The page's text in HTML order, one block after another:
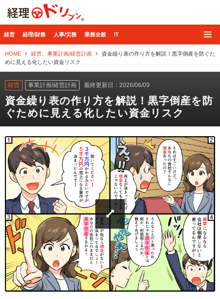
経営 経理/財務 人事/労務 業務全般 IT
HOME 経営 事業計画/経営計画
資金繰り表の作り方を解説！黒字倒産を防ぐた
めに見える化したい資金リスク
経営 事業計画/経営計画 最終更新日：2026/06/09
資金繰り表の作り方を解説！黒字倒産を防
ぐために見える化したい資金リスク